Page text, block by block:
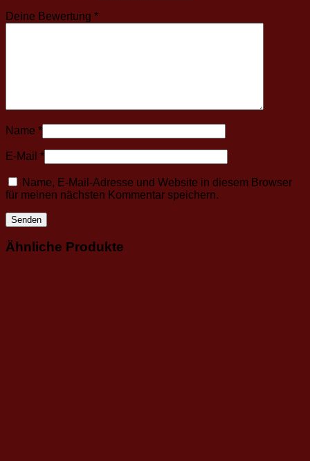
Deine Bewertung *
Name *
E-Mail *
Name, E-Mail-Adresse und Website in diesem Browser
für meinen nächsten Kommentar speichern.
Ähnliche Produkte